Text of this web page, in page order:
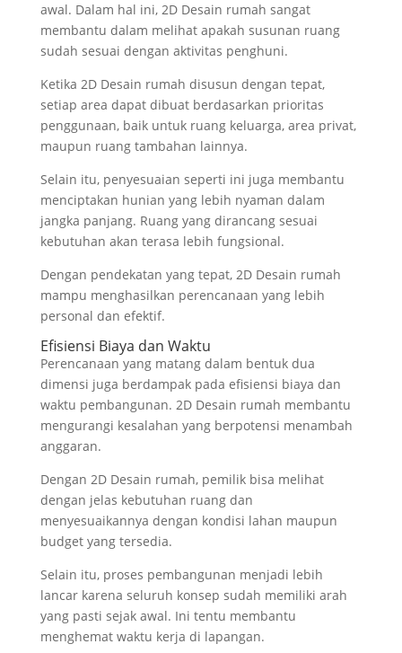
awal. Dalam hal ini, 2D Desain rumah sangat
membantu dalam melihat apakah susunan ruang
sudah sesuai dengan aktivitas penghuni.
Ketika 2D Desain rumah disusun dengan tepat,
setiap area dapat dibuat berdasarkan prioritas
penggunaan, baik untuk ruang keluarga, area privat,
maupun ruang tambahan lainnya.
Selain itu, penyesuaian seperti ini juga membantu
menciptakan hunian yang lebih nyaman dalam
jangka panjang. Ruang yang dirancang sesuai
kebutuhan akan terasa lebih fungsional.
Dengan pendekatan yang tepat, 2D Desain rumah
mampu menghasilkan perencanaan yang lebih
personal dan efektif.
Efisiensi Biaya dan Waktu
Perencanaan yang matang dalam bentuk dua
dimensi juga berdampak pada efisiensi biaya dan
waktu pembangunan. 2D Desain rumah membantu
mengurangi kesalahan yang berpotensi menambah
anggaran.
Dengan 2D Desain rumah, pemilik bisa melihat
dengan jelas kebutuhan ruang dan
menyesuaikannya dengan kondisi lahan maupun
budget yang tersedia.
Selain itu, proses pembangunan menjadi lebih
lancar karena seluruh konsep sudah memiliki arah
yang pasti sejak awal. Ini tentu membantu
menghemat waktu kerja di lapangan.